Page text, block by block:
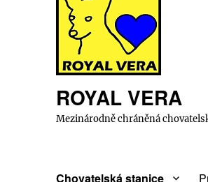
ROYAL VERA
Mezinárodně chráněná
Chovatelská stanice